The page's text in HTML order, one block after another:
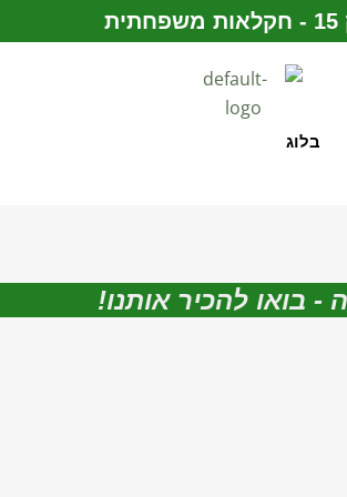
בלוג
- בואו להכיר אותנו!